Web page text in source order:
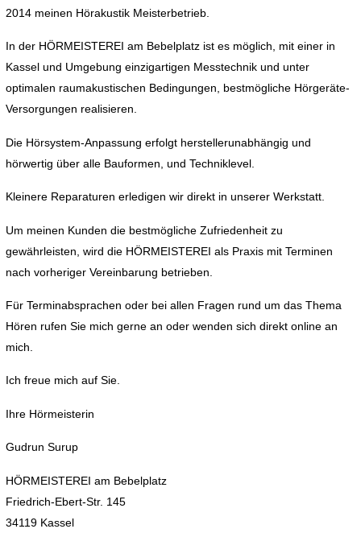
2014 meinen Hörakustik Meisterbetrieb.
In der HÖRMEISTEREI am Bebelplatz ist es möglich, mit einer in
Kassel und Umgebung einzigartigen Messtechnik und unter
optimalen raumakustischen Bedingungen, bestmögliche Hörgeräte-
Versorgungen realisieren.
Die Hörsystem-Anpassung erfolgt herstellerunabhängig und
hörwertig über alle Bauformen, und Techniklevel.
Kleinere Reparaturen erledigen wir direkt in unserer Werkstatt.
Um meinen Kunden die bestmögliche Zufriedenheit zu
gewährleisten, wird die HÖRMEISTEREI als Praxis mit Terminen
nach vorheriger Vereinbarung betrieben.
Für Terminabsprachen oder bei allen Fragen rund um das Thema
Hören rufen Sie mich gerne an oder wenden sich direkt online an
mich.
Ich freue mich auf Sie.
Ihre Hörmeisterin
Gudrun Surup
HÖRMEISTEREI am Bebelplatz
Friedrich-Ebert-Str. 145
34119 Kassel